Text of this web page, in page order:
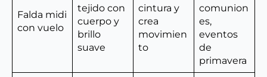
Falda midi
con vuelo
tejido con
cuerpo y
brillo
suave
cintura y
crea
movimien
to
comunion
es,
eventos
de
primavera